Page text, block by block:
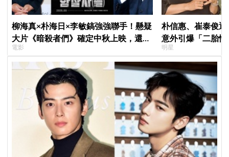
柳海真×朴海日×李敏鎬強強聯手！懸疑
大片《暗殺者們》確定中秋上映，還原
1974韓第一夫人暗殺疑雲
電影
朴信惠、崔泰俊
意外引爆「二胎
明星